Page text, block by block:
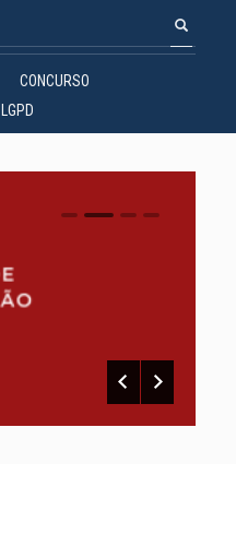
CONCURSO
LGPD
0 1 2